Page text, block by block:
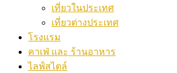
เที่ยวในประเทศ
เที่ยวต่างประเทศ
โรงแรม
คาเฟ่ และ ร้านอาหาร
ไลฟ์สไตล์